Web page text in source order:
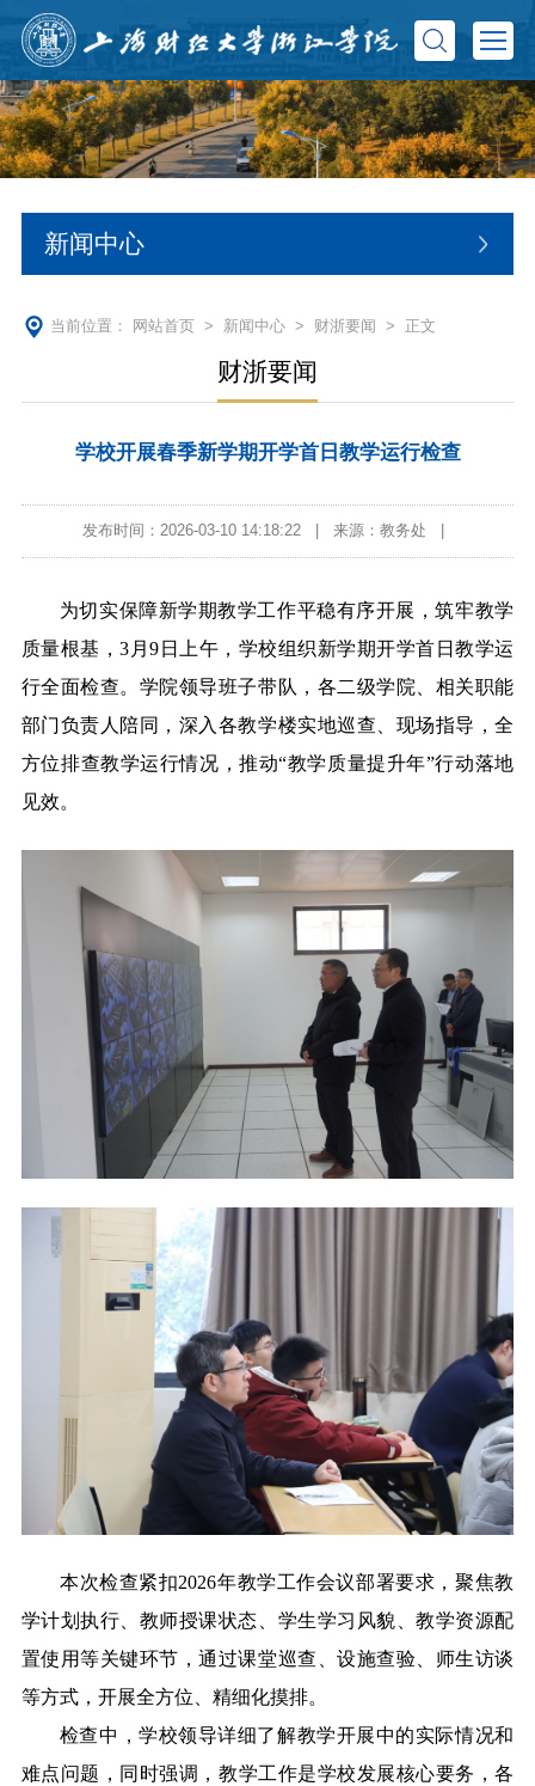
新闻中心
当前位置： 网站首页> 新闻中心> 财浙要闻 > 正文
财浙要闻
学校开展春季新学期开学首日教学运行检查
发布时间：2026-03-10 14:18:22| 来源：教务处
为切实保障新学期教学工作平稳有序开展，筑牢教学
质量根基，3 月9 日 上午 ， 学校组织新学期开学首日教学运
行全面检查。学院领导班子带队，各二级学院、相关职能
部门负责人陪同，深入各教学楼实地巡查、现场指导，全
方位排查教学运行情况，推动“教学质量提升年”行动落地
见效。
本次检查紧扣2026年教学工作会议部署要求，聚焦教
学计划执行、教师授课状态、学生学习风貌、教学资源配
置使用等关键环节，通过课堂巡查、设施查验、师生访谈
等方式，开展全方位、精细化摸排。
检查中，学校领导详细了解教学开展中的实际情况和
难点问题 ， 同时强调，教学工作是学校发展核心要务，各